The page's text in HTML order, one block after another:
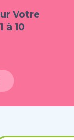
Votre
à 10